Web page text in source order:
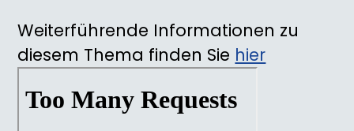
Weiterführende Informationen zu
diesem Thema finden Sie hier